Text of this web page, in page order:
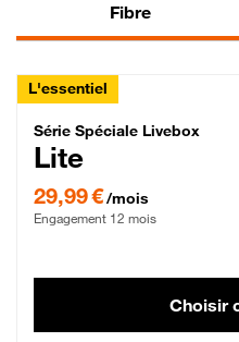
Fibre
L'essentiel
Série Spéciale
Série Spéciale Livebox
Lite
29,99 €/mois
Engagement 12 mois
Choisir